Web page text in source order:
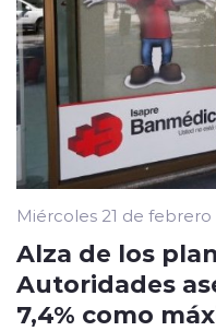
Miércoles 21 de
Alza de los
Autoridades
7,4% como